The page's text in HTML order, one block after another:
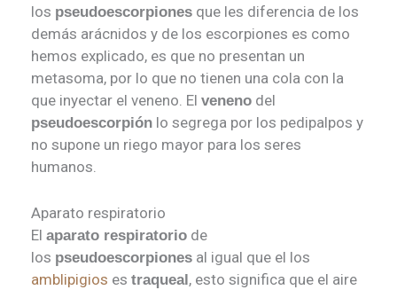
los pseudoescorpiones que les diferencia de los
demás arácnidos y de los escorpiones es como
hemos explicado, es que no presentan un
metasoma, por lo que no tienen una cola con la
que inyectar el veneno. El veneno del
pseudoescorpión lo segrega por los pedipalpos y
no supone un riego mayor para los seres
humanos.
Aparato respiratorio
El aparato respiratorio de
los pseudoescorpiones al igual que el los
amblipigios es traqueal , esto significa que el aire